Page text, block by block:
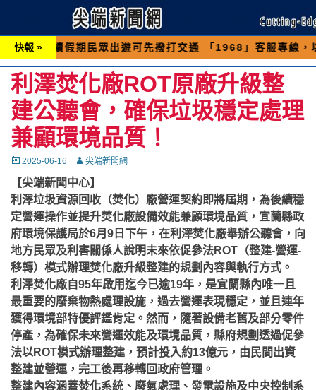
快報 »
期民眾出遊可先撥打交通 「1968」客服專線，以避免遇
利澤焚化廠ROT原廠升級整
建公聽會，確保垃圾穩定處理
兼顧環境品質！
Posted
2025-06-16 Autor尖端新聞網
【尖端新聞中心】
利澤垃圾資源回收（焚化）廠營運契約即將屆期，為後續穩
定營運操作並提升焚化廠設備效能兼顧環境品質，宜蘭縣政
府環境保護局於6月9日下午，在利澤焚化廠舉辦公聽會，向
地方民眾及利害關係人說明未來依促參法ROT（整建-營運-
移轉）模式辦理焚化廠升級整建的規劃內容與執行方式。
利澤焚化廠自95年啟用迄今已逾19年，是宜蘭縣內唯一且
最重要的廢棄物熱處理設施，過去營運表現穩定，並且連年
獲得環境部特優評鑑肯定。然而，隨著設備老舊及部分零件
停產，為確保未來營運效能及環境品質，縣府規劃透過促參
法以ROT模式辦理整建，預計投入約13億元，由民間出資
整建並營運，完工後再移轉回政府管理。
整建內容涵蓋焚化系統、廢氣處理、發電設施及中央控制系